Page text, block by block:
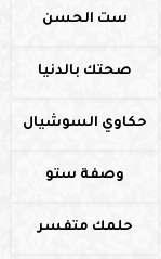
ست الحسن
صحتك بالدنيا
حكاوي السوشيال
وصفة ستو
حلمك متفسر